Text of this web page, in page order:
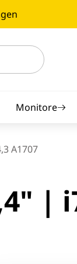
Monitore
Dell Monitore
A1707
|